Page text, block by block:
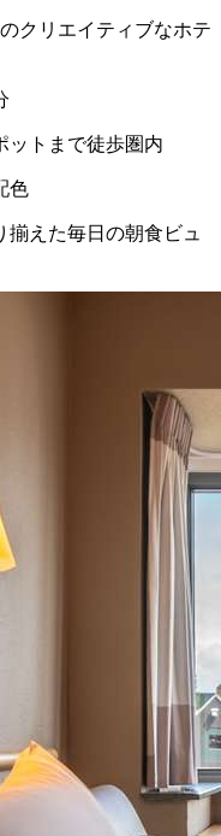
クリエイティブなホテ
ットまで徒歩圏内
色
えた毎日の朝食ビュ